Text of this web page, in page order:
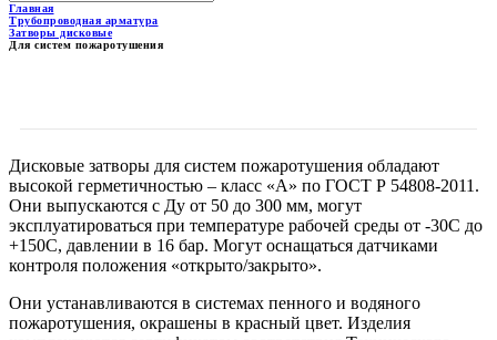
Главная
Трубопроводная арматура
Затворы дисковые
Для систем пожаротушения
Дисковые затворы для систем пожаротушения обладают
высокой герметичностью – класс «А» по ГОСТ Р 54808-2011.
Они выпускаются с Ду от 50 до 300 мм, могут
эксплуатироваться при температуре рабочей среды от -30С до
+150С, давлении в 16 бар. Могут оснащаться датчиками
контроля положения «открыто/закрыто».
Они устанавливаются в системах пенного и водяного
пожаротушения, окрашены в красный цвет. Изделия